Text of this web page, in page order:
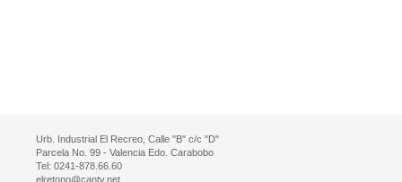
Urb. Industrial El Recreo, Calle "B" c/c "D"
Parcela No. 99 - Valencia Edo. Carabobo
Tel: 0241-878.66.60
elretono@cantv.net